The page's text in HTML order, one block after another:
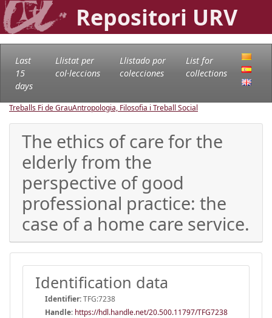
Repositori URV
Last
15
days
Llistat per
col·leccions
Llistado por
colecciones
List for
collections
Treballs Fi de GrauAntropologia, Filosofia i Treball Social
The ethics of care for the
elderly from the
perspective of good
professional practice: the
case of a home care service.
Identification data
Identifier:TFG:7238
Handle: https://hdl.handle.net/20.500.11797/TFG7238